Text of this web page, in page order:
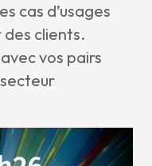
cas d’usages
clients.
avec vos pairs